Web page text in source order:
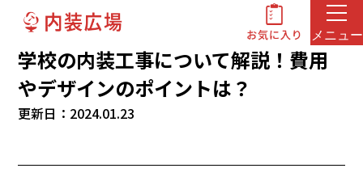
メニュー
学校の内装工事について解説！費用
やデザインのポイントは？
更新日：2024.01.23